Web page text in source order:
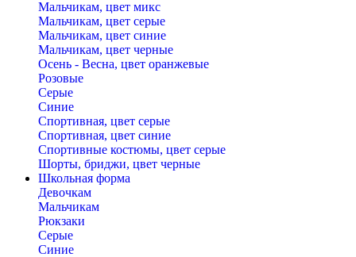
Мальчикам, цвет микс
Мальчикам, цвет серые
Мальчикам, цвет синие
Мальчикам, цвет черные
Осень - Весна, цвет оранжевые
Розовые
Серые
Синие
Спортивная, цвет серые
Спортивная, цвет синие
Спортивные костюмы, цвет серые
Шорты, бриджи, цвет черные
Школьная форма
Девочкам
Мальчикам
Рюкзаки
Серые
Синие